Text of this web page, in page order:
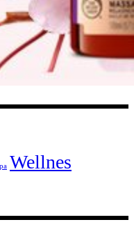
Wellnes